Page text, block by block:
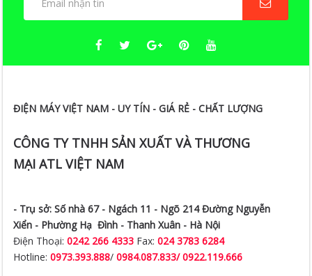
ĐIỆN MÁY VIỆT NAM - UY TÍN - GIÁ RẺ - CHẤT LƯỢNG
CÔNG TY TNHH SẢN XUẤT VÀ THƯƠNG
MẠI ATL VIỆT NAM
- Trụ sở: Số nhà 67 - Ngách 11 - Ngõ 214 Đường Nguyễn
Xiển - Phường Hạ Đình - Thanh Xuân - Hà Nội
Điện Thoại:0242 266 4333 Fax:024 3783 6284
Hotline:0973.393.888/0984.087.833/ 0922.119.666